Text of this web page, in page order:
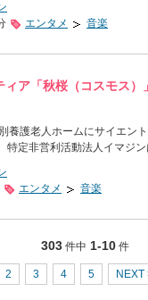
エンタメ 音楽
ア「秋桜（コスモス
養護老人ホームにサイエン
特定非営利活動法人イマジ
エンタメ 音楽
303件中 1-10件
2 3 4 5 NEXT